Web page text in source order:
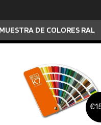
DE COLORES RAL